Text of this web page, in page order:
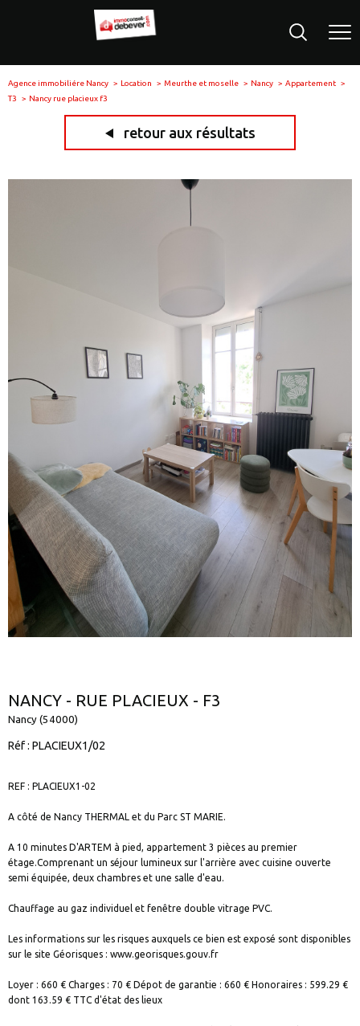
Agence immobiliére Nancy Location Meurthe et moselle Nancy
Appartement
T3
Nancy rue placieux f3
retour aux résultats
NANCY - RUE PLACIEUX - F3
Nancy (54000)
Réf : PLACIEUX1/02
REF : PLACIEUX1-02
A côté de Nancy THERMAL et du Parc ST MARIE.
A 10 minutes D'ARTEM à pied, appartement 3 pièces au premier
étage.Comprenant un séjour lumineux sur l'arrière avec cuisine ouverte
semi équipée, deux chambres et une salle d'eau.
Chauffage au gaz individuel et fenêtre double vitrage PVC.
Les informations sur les risques auxquels ce bien est exposé sont disponibles
sur le site Géorisques : www.georisques.gouv.fr
Loyer : 660 € Charges : 70 € Dépot de garantie : 660 € Honoraires : 599.29 €
dont 163.59 € TTC d'état des lieux